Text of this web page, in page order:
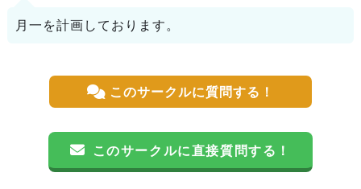
月一を計画しております。
このサークルに質問する！
このサークルに直接質問する！